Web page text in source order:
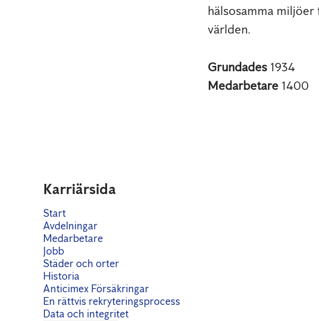
hälsosamma
världen.
Grundades 1934
Medarbetare 1400
Karriärsida
Start
Avdelningar
Medarbetare
Jobb
Städer och orter
Historia
Anticimex Försäkringar
En rättvis rekryteringsprocess
Data och integritet